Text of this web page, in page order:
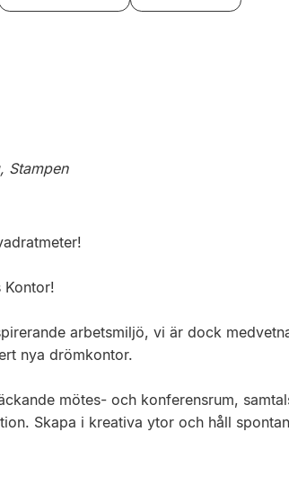
Stampen
Kontor!
arbetsmiljö, vi är dock
nya drömkontor.
mötes- och konferensrum,
Skapa i kreativa ytor och håll